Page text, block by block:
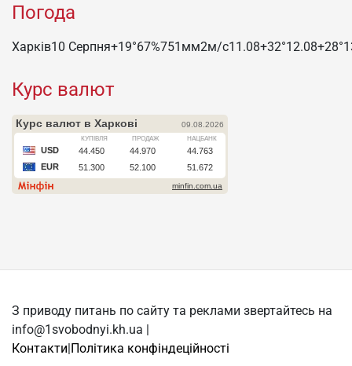
Погода
Харків10 Серпня+19°67%751 мм2м/c11.08+32°12.08+28°
Курс валют
З приводу питань по сайту та реклами звертайтесь на
info@1svobodnyi.kh.ua |
Контакти|Політика конфіндеційності